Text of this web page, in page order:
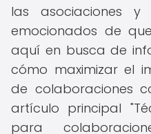
las asociaciones y
emocionados de
aquí en busca de
cómo maximizar el
de colaboraciones
artículo principal
para